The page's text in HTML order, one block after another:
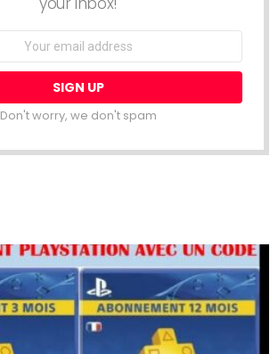
Don't worry, we don't spam